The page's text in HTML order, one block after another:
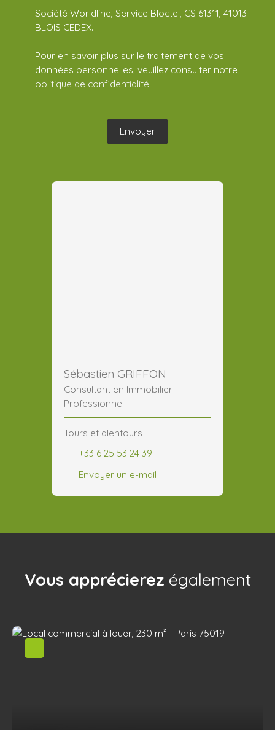
Société Worldline, Service Bloctel, CS 61311, 41013
BLOIS CEDEX.
Pour en savoir plus sur le traitement de vos
données personnelles, veuillez consulter notre
politique de confidentialité.
Envoyer
Sébastien GRIFFON
Consultant en Immobilier
Professionnel
Tours et alentours
+33 6 25 53 24 39
Envoyer un e-mail
Vous apprécierez également